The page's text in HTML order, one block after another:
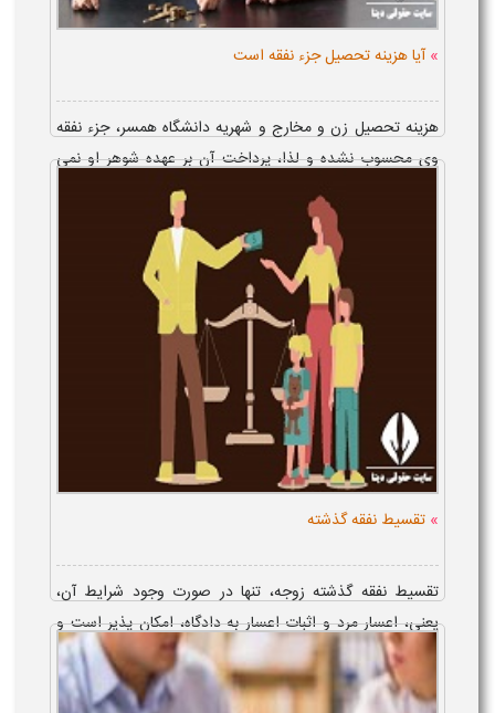
»آیا هزینه تحصیل جزء نفقه است
هزینه تحصیل زن و مخارج و شهریه دانشگاه همسر، جزء نفقه
وی محسوب نشده و لذا، پرداخت آن بر عهده شوهر او نمی
باشد. اما، در مورد فرزند، هزینه تحصیل در مدرسه، جزء نفقه او
در نظر گرفته شده که در صو...
» تقسیط نفقه گذشته
تقسیط نفقه گذشته زوجه، تنها در صورت وجود شرایط آن،
یعنی، اعسار مرد و اثبات اعسار به دادگاه، امکان پذیر است و
نحوه تقسیط این نفقه نیز با صدور حکم دادگاه، پس از تنظیم
دادخواست ا...